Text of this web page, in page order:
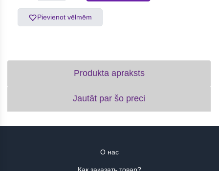
Pievienot vēlmēm
Produkta apraksts
Jautāt par šo preci
О нас